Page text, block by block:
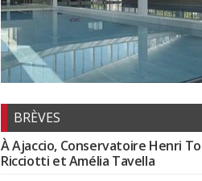
BRÈVES
À Ajaccio, Conservatoire Henri
Ricciotti et Amélia Tavella